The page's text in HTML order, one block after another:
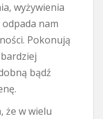
wyżywienia
nam
Pokonują
bądź
że w wielu